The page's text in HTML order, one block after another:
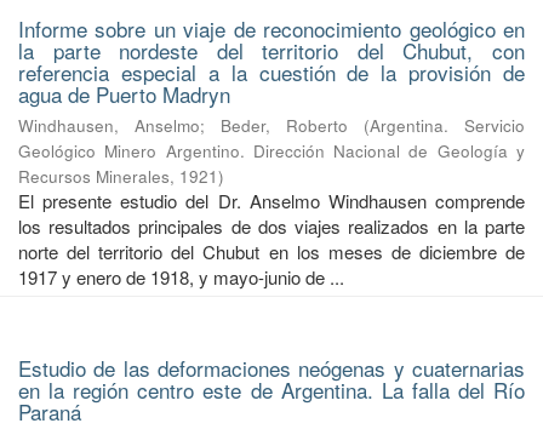
Informe sobre un viaje de reconocimiento geológico en
la parte nordeste del territorio del Chubut, con
referencia especial a la cuestión de la provisión de
agua de Puerto Madryn
Windhausen, Anselmo; Beder, Roberto (Argentina. Servicio
Geológico Minero Argentino. Dirección Nacional de Geología y
Recursos Minerales, 1921)
El presente estudio del Dr. Anselmo Windhausen comprende
los resultados principales de dos viajes realizados en la parte
norte del territorio del Chubut en los meses de diciembre de
1917 y enero de 1918, y mayo-junio de ...
Estudio de las deformaciones neógenas y cuaternarias
en la región centro este de Argentina. La falla del Río
Paraná